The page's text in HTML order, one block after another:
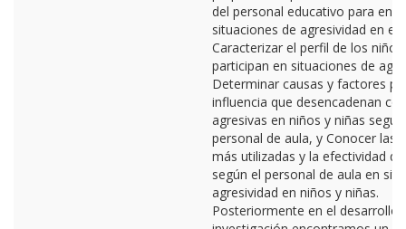
del personal educativo para
situaciones de agresividad en el
Caracterizar el perfil de los
participan en situaciones de
Determinar causas y factores
influencia que desencadenan
agresivas en niños y niñas
personal de aula, y Conocer las
más utilizadas y la efectividad
según el personal de aula en
agresividad en niños y niñas.
Posteriormente en el desarrollo